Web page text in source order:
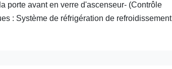
porte avant en verre d'ascenseur- (Contrôle
: Système de réfrigération de refroidissement